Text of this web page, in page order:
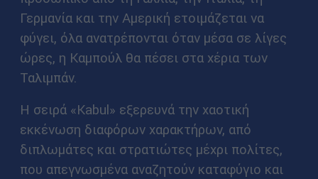
Γερμανία και την Αμερική ετοιμάζεται να
φύγει, όλα ανατρέπονται όταν μέσα σε λίγες
ώρες, η Καμπούλ θα πέσει στα χέρια των
Ταλιμπάν.
Η σειρά «Kabul» εξερευνά την χαοτική
εκκένωση διαφόρων χαρακτήρων, από
διπλωμάτες και στρατιώτες μέχρι πολίτες,
που απεγνωσμένα αναζητούν καταφύγιο και